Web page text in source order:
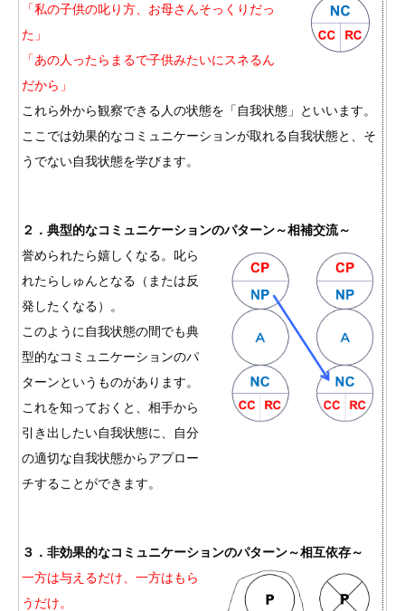
「私の子供の叱り方、お母さんそっくりだっ
た」
「あの人ったらまるで子供みたいにスネるん
だから」
これら外から観察できる人の状態を「自我状態」といいます。
ここでは効果的なコミュニケーションが取れる自我状態と、そ
うでない自我状態を学びます。
２．典型的なコミュニケーションのパターン～相補交流～
誉められたら嬉しくなる。叱ら
れたらしゅんとなる（または反
発したくなる）。
このように自我状態の間でも典
型的なコミュニケーションのパ
ターンというものがあります。
これを知っておくと、相手から
引き出したい自我状態に、自分
の適切な自我状態からアプロー
チすることができます。
３．非効果的なコミュニケーションのパターン～相互依存～
一方は与えるだけ、一方はもら
うだけ。